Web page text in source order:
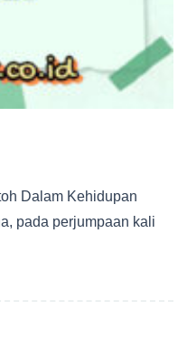
Dalam Kehidupan
pada perjumpaan kali